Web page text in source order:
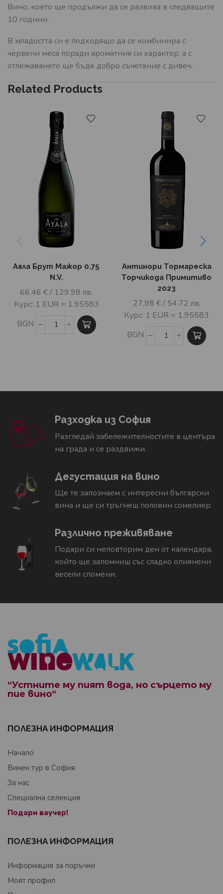
Вино, което ще продължи да се развива в следващите
10 години.
В младостта си е подходящо да се комбинира с
червени меса поради ароматния си характер, а с
отлежаването ще бъде добро съчетание с дивеч.
Related Products
Аяла Брут Мажор 0.75
N.V.
66.46€/ 129.98 лв.
Курс: 1 EUR = 1.95583
BGN
Антинори Тормареска
Торчикода Примитиво
2023
27.98 €/ 54.72 лв.
Курс: 1 EUR = 1.95583
BGN
Разходка из София
Разгледай забележителностите в центъра
на града и се раздвижи.
Дегустация на вино
Ще те запознаем с интересни български
вина и ще си тръгнеш половин сомелиер.
Различно преживяване
Подари си неповторим ден от календара,
който ще запомниш със сладко опиянени
весели спомени.
“Устните му пият вода, но сърцето му
пие вино“
ПОЛЕЗНА ИНФОРМАЦИЯ
Начало
Винен тур в София
За нас
Специална селекция
Подари ваучер!
ПОЛЕЗНА ИНФОРМАЦИЯ
Информация за поръчки
Моят профил